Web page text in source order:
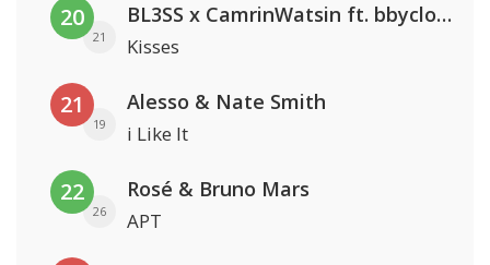
20
21
BL3SS x CamrinWatsin ft. bbyclose
Kisses
21
19
Alesso & Nate Smith
i Like It
22
26
Rosé & Bruno Mars
APT